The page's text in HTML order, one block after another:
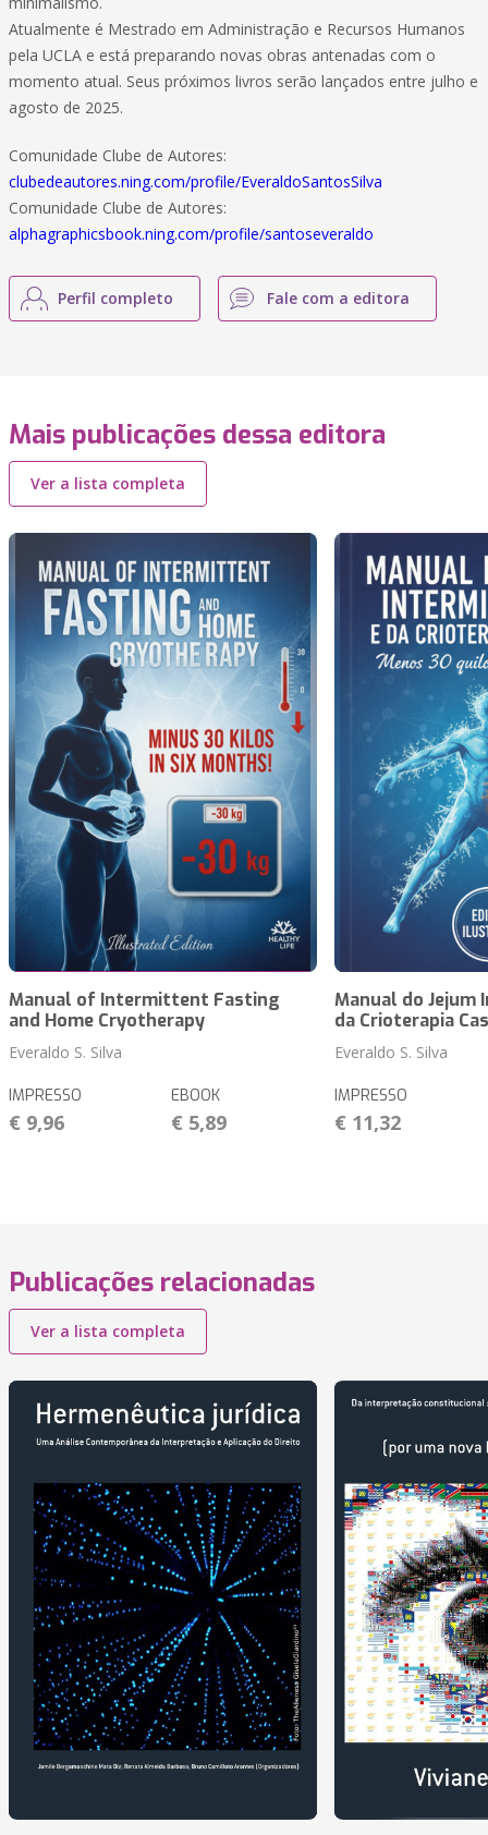
Atualmente é Mestrado em Administração e Recursos Humanos
pela UCLA e está preparando novas obras antenadas com o
momento atual. Seus próximos livros serão lançados entre julho e
agosto de 2025.
Comunidade Clube de Autores:
clubedeautores.ning.com/profile/EveraldoSantosSilva
Comunidade Clube de Autores:
alphagraphicsbook.ning.com/profile/santoseveraldo
Perfil completo Fale com a editora
Mais publicações dessa editora
Ver a lista completa
Manual of Intermittent Fasting
and Home Cryotherapy
Everaldo S. Silva
IMPRESSO
€ 9,96
EBOOK
€ 5,89
Manual do Jejum
da Crioterapia
Everaldo S. Silva
IMPRESSO
€ 11,32
Publicações relacionadas
Ver a lista completa